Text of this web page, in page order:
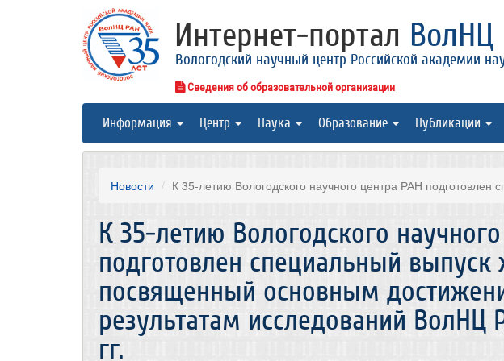
Интернет-портал ВолНЦ
Вологодский научный центр Российской академии
Сведения об образовательной организации
Информация Центр Наука Образование Публикации
Новости К 35-летию Вологодского научного центра РАН подготовлен
К 35-летию Вологодского
подготовлен специальный выпуск
посвященный основным
результатам исследований ВолНЦ
гг.